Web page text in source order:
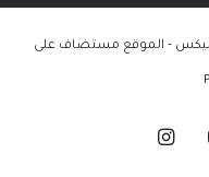
‫YouTube